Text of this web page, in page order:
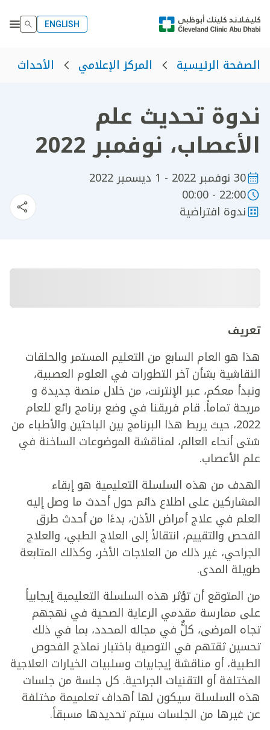
ENGLISH
الصفحة الرئيسية المركز الإعلامي الأحداث
ندوة تحديث علم
الأعصاب، نوفمبر 2022
30 نوفمبر 2022 - 1 ديسمبر 2022
22:00 - 00:00
ندوة افتراضية
تعريف
هذا هو العام السابع من التعليم المستمر والحلقات
النقاشية بشأن آخر التطورات في العلوم العصبية،
ونبدأ معكم، عبر الإنترنت، من خلال منصة جديدة و
مريحة تماماً. قام فريقنا في وضع برنامج رائع للعام
2022، حيث يربط هذا البرنامج بين الباحثين والأطباء من
شتى أنحاء العالم، لمناقشة الموضوعات الساخنة في
علم الأعصاب.
الهدف من هذه السلسلة التعليمية هو إبقاء
المشاركين على اطلاع دائم حول أحدث ما وصل إليه
العلم في علاج أمراض الأذن، بدءًا من أحدث طرق
الفحص والتقييم، انتقالاً إلى العلاج الطبي، والعلاج
الجراحي، غير ذلك من العلاجات الأخر، وكذلك المتابعة
طويلة المدى.
من المتوقع أن تؤثر هذه السلسلة التعليمية إيجابياً
على ممارسة مقدمي الرعاية الصحية في نهجهم
تجاه المرضى، كلٌّ في مجاله المحدد، بما في ذلك
تحسين ثقتهم في التوصية باختبار نماذج الفحوص
الطبية، أو مناقشة إيجابيات وسلبيات الخيارات العلاجية
المختلفة أو التقنيات الجراحية. كل جلسة من جلسات
هذه السلسلة سيكون لها أهداف تعلميمة مختلفة
عن غيرها من الجلسات سيتم تحديدها مسبقاً.